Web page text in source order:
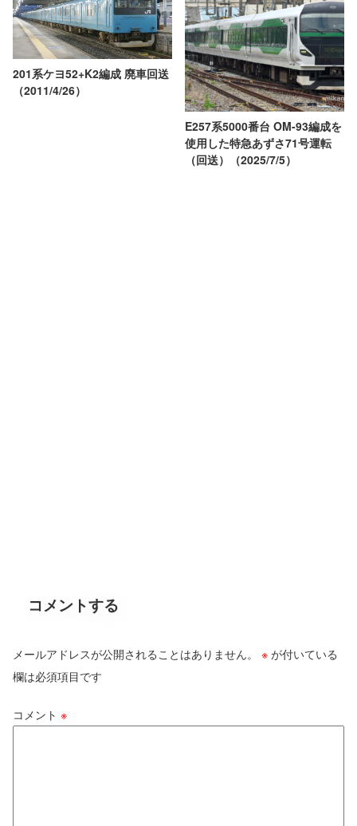
201系ケヨ52+K2編成 廃車回送
（2011/4/26）
E257系5000番台 OM-93編成を
使用した特急あずさ71号運転
（回送）（2025/7/5）
コメントする
メールアドレスが公開されることはありません。 ※が付いている
欄は必須項目です
コメント ※